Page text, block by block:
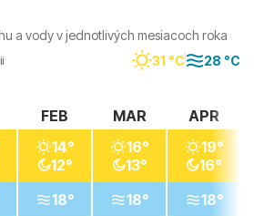
a vody v jednotlivých mesiacoch roka
31 °C 28 °C
FEB
14°
12°
18°
MAR
16°
13°
18°
APR
19°
16°
18°